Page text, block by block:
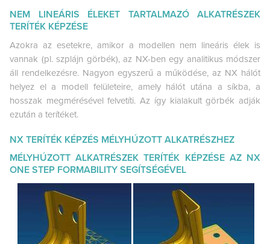
NEM LINEÁRIS ÉLEKET TARTALMAZÓ ALKATRÉSZEK
TERÍTÉK KÉPZÉSE
Azokra az esetekre, amikor a modellen nem lineáris élek is
vannak (pl. szplájn görbék), az NX-ben egy analitikus módszer
áll rendelkezésre. Nagyon egyszerű a működése, az NX hálót
helyez el a modell felületeire, amely hálót utána a síkba, a
hosszak megmérésével felvetíti. Az így kialakult görbék adják
ezután a terítéket.
NX TERÍTÉK KÉPZÉS MÉLYHÚZOTT ALKATRÉSZHEZ
MÉLYHÚZOTT ALKATRÉSZEK TERÍTÉK KÉPZÉSE AZ NX
ONE STEP FORMABILITY SEGÍTSÉGÉVEL